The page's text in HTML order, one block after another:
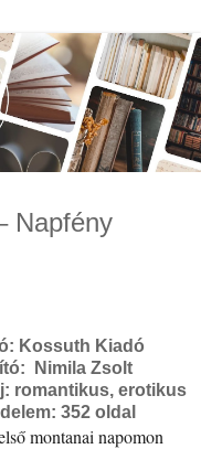
Napfény
Kossuth Kiadó
Nimila Zsolt
romantikus, erotikus
352 oldal
montanai napomon